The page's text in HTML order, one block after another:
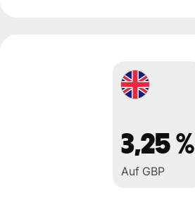
3,25 %
Auf GBP